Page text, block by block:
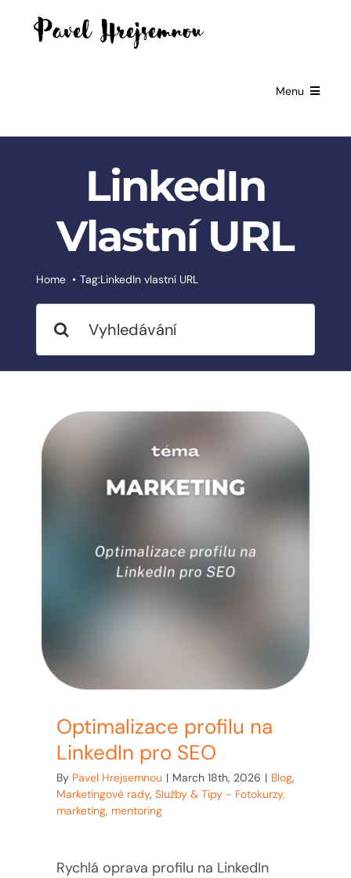
Menu
GIFTS FOR
BUSINESSES
EXCLUSIVE
PARTNERSHIP
BOOKS
SLUŽBY
BLOG
LinkedIn
Vlastní URL
Home Tag:LinkedIn vlastní URL
for:
Optimalizace profilu na
LinkedIn pro SEO
By Pavel Hrejsemnou | March 18th, 2026 | Blog,
Marketingové rady, Služby & Tipy - Fotokurzy,
marketing, mentoring
Rychlá oprava profilu na LinkedIn